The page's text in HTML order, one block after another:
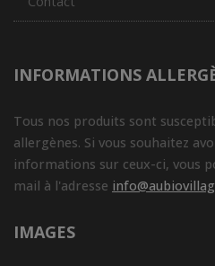
INFORMATIONS
Tous nos produits sont
allergènes. Si vous souhaitez
informations sur ceux-ci, vous
mail à l'adresse
IMAGES